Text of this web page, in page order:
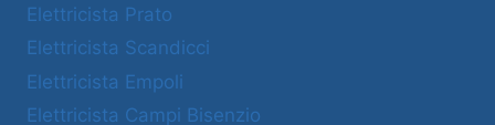
Elettricista Prato
Elettricista Scandicci
Elettricista Empoli
Elettricista Campi Bisenzio